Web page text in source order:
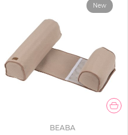
New
BEABA